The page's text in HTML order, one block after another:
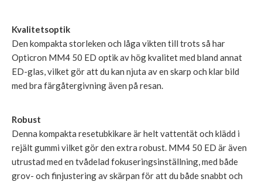
Kvalitetsoptik
Den kompakta storleken och låga vikten till trots så har
Opticron MM4 50 ED optik av hög kvalitet med bland annat
ED-glas, vilket gör att du kan njuta av en skarp och klar bild
med bra färgåtergivning även på resan.
Robust
Denna kompakta resetubkikare är helt vattentät och klädd i
rejält gummi vilket gör den extra robust. MM4 50 ED är även
utrustad med en tvådelad fokuseringsinställning, med både
grov- och finjustering av skärpan för att du både snabbt och